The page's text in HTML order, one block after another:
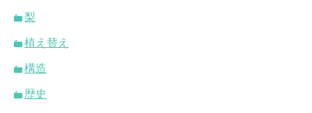
梨
植え替え
構造
歴史